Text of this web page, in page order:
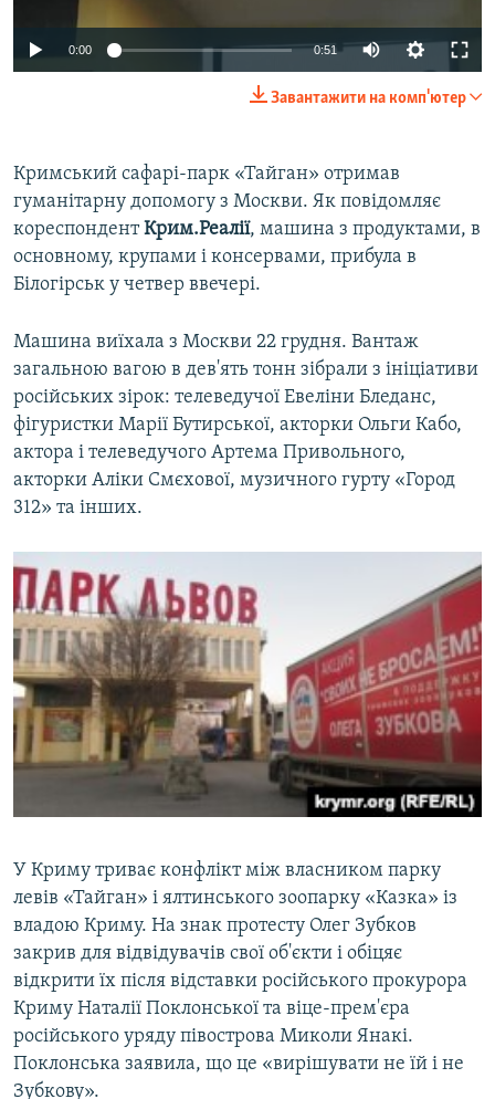
ВІДЕОУРОКИ «ELIFBE»
СВІДЧЕННЯ ОКУПАЦІЇ
Русский
Qırımtatar
Усі сайти RFE/RL
0:00 0:51
Завантажити на комп'ютер
Кримський сафарі-парк «Тайган» отримав
гуманітарну допомогу з Москви. Як повідомляє
кореспондентКрим.Реалії, машина з продуктами, в
основному, крупами і консервами, прибула в
Білогірськ у четвер ввечері.
Машина виїхала з Москви 22 грудня. Вантаж
загальною вагою в дев'ять тонн зібрали з ініціативи
російських зірок: телеведучої Евеліни Бледанс,
фігуристки Марії Бутирської, акторки Ольги Кабо,
актора і телеведучого Артема Привольного,
акторки Аліки Смєхової, музичного гурту «Город
312» та інших.
У Криму триває конфлікт між власником парку
левів «Тайган» і ялтинського зоопарку «Казка» із
владою Криму. На знак протесту Олег Зубков
закрив для відвідувачів свої об'єкти і обіцяє
відкрити їх після відставки російського прокурора
Криму Наталії Поклонської та віце-прем'єра
російського уряду півострова Миколи Янакі.
Поклонська заявила, що це «вирішувати не їй і не
Зубкову».